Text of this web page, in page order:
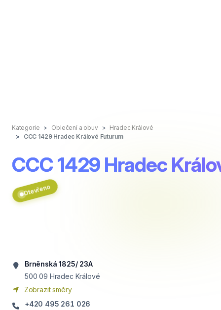
Kategorie Oblečení a obuv
Hradec Králové
CCC 1429 Hradec Králové Futurum
CCC 1429 Hradec
Otevřeno
Brněnská 1825/ 23A
500 09 Hradec Králové
Zobrazit směry
+420 495 261 026